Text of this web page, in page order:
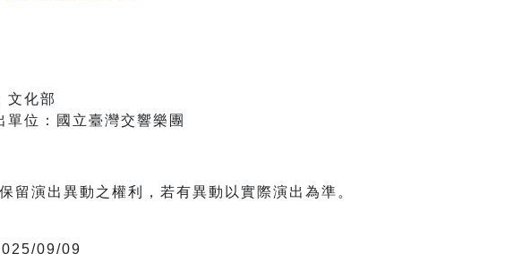
文化部
單位：國立臺灣交響樂團
留演出異動之權利，若有異動以實際演出為準。
09/09